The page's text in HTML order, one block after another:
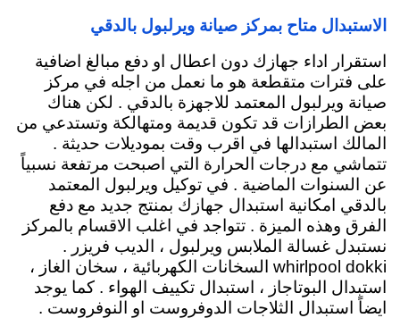
الاستبدال متاح بمركز صيانة ويرلبول بالدقي
استقرار اداء جهازك دون اعطال او دفع مبالغ اضافية
على فترات متقطعة هو ما نعمل من اجله في مركز
صيانة ويرلبول المعتمد للاجهزة بالدقي . لكن هناك
بعض الطرازات قد تكون قديمة ومتهالكة وتستدعي من
المالك استبدالها في اقرب وقت بموديلات حديثة .
تتماشي مع درجات الحرارة التي اصبحت مرتفعة نسبياً
عن السنوات الماضية . في توكيل ويرلبول المعتمد
بالدقي امكانية استبدال جهازك بمنتج جديد مع دفع
الفرق وهذه الميزة . تتواجد في اغلب الاقسام بالمركز
نستبدل غسالة الملابس ويرلبول ، الديب فريزر .
whirlpool dokki السخانات الكهربائية
، سخان الغاز ،
استبدال البوتاجاز ، استبدال تكييف الهواء . كما يوجد
ايضاً استبدال الثلاجات الدوفروست او النوفروست .